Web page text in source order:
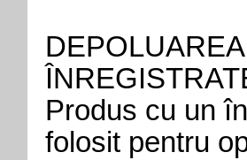
Produs cu un
folosit pentru